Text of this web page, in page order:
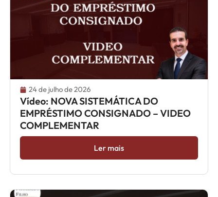
24 de julho de 2026
Vídeo: NOVA SISTEMÁTICA DO
EMPRÉSTIMO CONSIGNADO – VIDEO
COMPLEMENTAR
Ler mais